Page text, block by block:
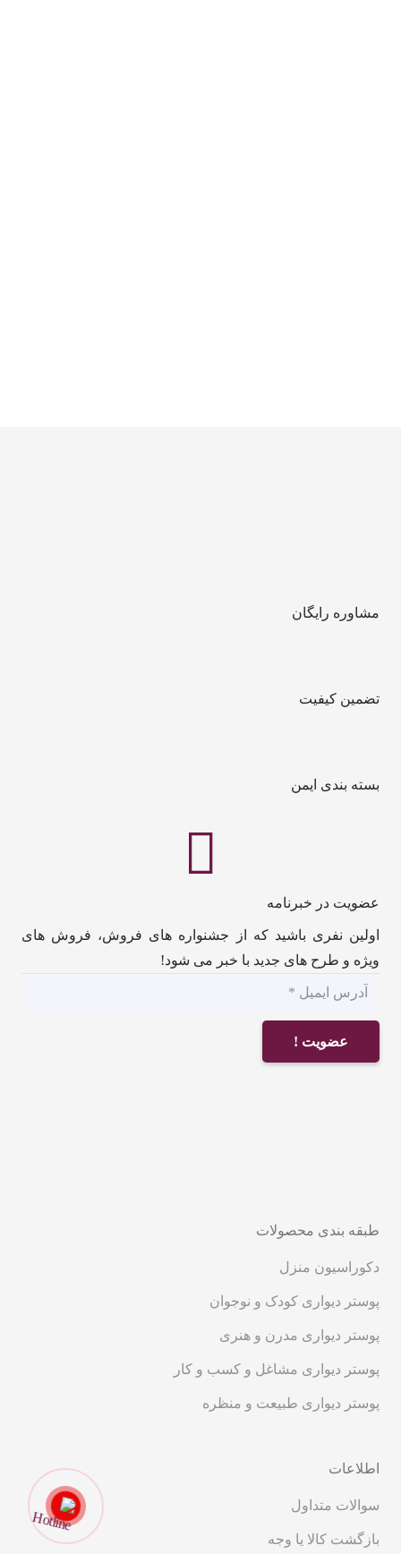
مشاوره رایگان
تضمین کیفیت
بسته بندی ایمن
عضویت در خبرنامه
اولین نفری باشید که از جشنواره های فروش، فروش های
ویژه و طرح های جدید با خبر می شود!
عضویت !
طبقه بندی محصولات
دکوراسیون منزل
پوستر دیواری کودک و نوجوان
پوستر دیواری مدرن و هنری
پوستر دیواری مشاغل و کسب و کار
پوستر دیواری طبیعت و منظره
اطلاعات
سوالات متداول
بازگشت کالا یا وجه